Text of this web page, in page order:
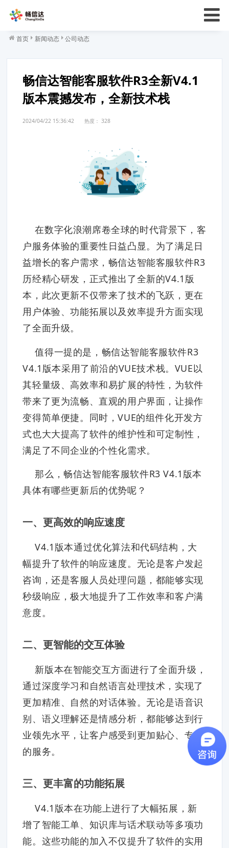
首页 新闻动态 公司动态
畅信达智能客服软件R3全新V4.1
版本震撼发布，全新技术栈
2024/04/22 15:36:42 热度：328
在数字化浪潮席卷全球的时代背景下，客
户服务体验的重要性日益凸显。为了满足日
益增长的客户需求，畅信达智能客服软件R3
历经精心研发，正式推出了全新的V4.1版
本，此次更新不仅带来了技术的飞跃，更在
用户体验、功能拓展以及效率提升方面实现
了全面升级。
值得一提的是，畅信达智能客服软件R3
V4.1版本采用了前沿的VUE技术栈。VUE以
其轻量级、高效率和易扩展的特性，为软件
带来了更为流畅、直观的用户界面，让操作
变得简单便捷。同时，VUE的组件化开发方
式也大大提高了软件的维护性和可定制性，
满足了不同企业的个性化需求。
那么，畅信达智能客服软件R3 V4.1版本
具体有哪些更新后的优势呢？
一、更高效的响应速度
V4.1版本通过优化算法和代码结构，大
幅提升了软件的响应速度。无论是客户发起
咨询，还是客服人员处理问题，都能够实现
秒级响应，极大地提升了工作效率和客户满
意度。
二、更智能的交互体验
新版本在智能交互方面进行了全面升级，
通过深度学习和自然语言处理技术，实现了
更加精准、自然的对话体验。无论是语音识
别、语义理解还是情感分析，都能够达到行
业领先水平，让客户感受到更加贴心、专业
的服务。
三、更丰富的功能拓展
V4.1版本在功能上进行了大幅拓展，新
增了智能工单、知识库与话术联动等多项功
能。这些功能的加入不仅提升了软件的实用